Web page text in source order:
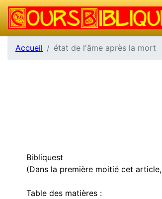
Accueil état de l'âme après la mort
Bibliquest
(Dans la première moitié cet
Table des matières :